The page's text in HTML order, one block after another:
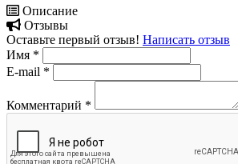
Описание
Отзывы
Оставьте первый отзыв! Написать отзыв
Имя *
E-mail *
Комментарий *